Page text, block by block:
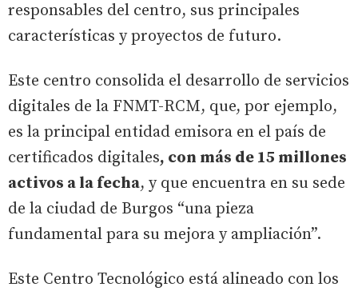
responsables del centro, sus principales
características y proyectos de futuro.
Este centro consolida el desarrollo de servicios
digitales de la FNMT-RCM, que, por ejemplo,
es la principal entidad emisora en el país de
certificados digitales, con más de 15 millones
activos a la fecha, y que encuentra en su sede
de la ciudad de Burgos “una pieza
fundamental para su mejora y ampliación”.
Este Centro Tecnológico está alineado con los